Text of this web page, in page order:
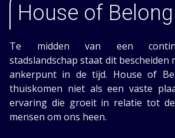
House of
Te midden van een
stadslandschap staat dit bescheiden
ankerpunt in de tijd. House of
thuiskomen niet als een vaste
ervaring die groeit in relatie tot
mensen om ons heen.